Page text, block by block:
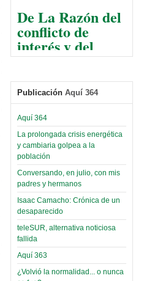
taller de software estadístico en
la UMSA
Sábado, 14 Septiembre 2024
certificados por apoyo al
Séptimo Encuentro de
Sábado, 14 Octubre 2023
Leer Más...
Trabajo Social de la UMSA
volverá a las urnas para elegir a
su directora
Sábado, 14 Octubre 2023
Leer Más...
Candidatos del MAS se
presentarán en la UMSA
Jueves, 14 Septiembre 2023
Leer Más...
Carrera de Geografía realiza
De La Razón del
conflicto de
interés y del
razonable arte
y esconder la
mano
El Infamatorio
Jueves, 10 Diciembre 2020
Read more...
Infierno Covid
parte VI:
Gabinete de
Áñez se atribuye
construcción de
hospitales
prefabricados en
la que no tuvo
Publicación Aquí 364
Aquí 364
La prolongada crisis energética
y cambiaria golpea a la
población
Conversando, en julio, con mis
padres y hermanos
Isaac Camacho: Crónica de un
desaparecido
teleSUR, alternativa noticiosa
fallida
Aquí 363
¿Volvió la normalidad... o nunca